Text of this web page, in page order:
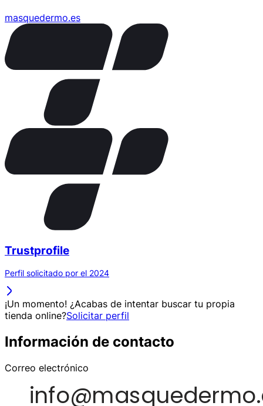
masquedermo.es
Trustprofile
Perfil solicitado por el 2024
¡Un momento! ¿Acabas de intentar buscar tu propia
tienda online?Solicitar perfil
Información de contacto
Correo electrónico